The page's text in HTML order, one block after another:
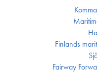
Finlands
Fairway